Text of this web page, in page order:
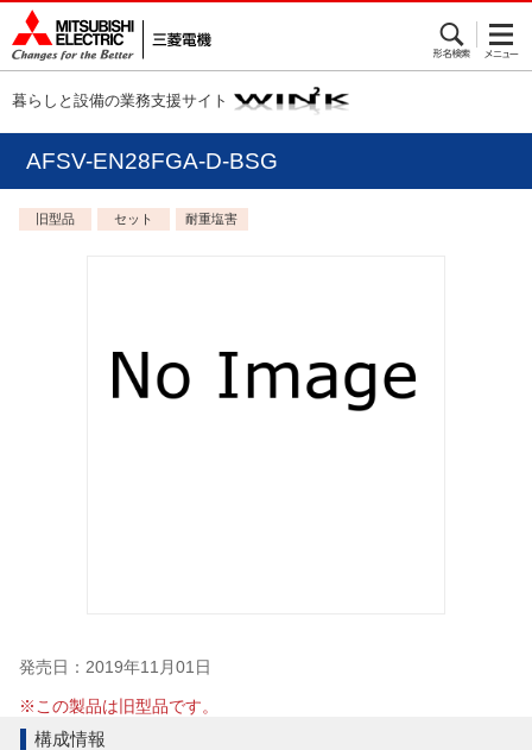
暮らしと設備の業務支援サイト
AFSV-EN28FGA-D-BSG
旧型品 セット 耐重塩害
発売日：2019年11月01日
※この製品は旧型品です。
構成情報